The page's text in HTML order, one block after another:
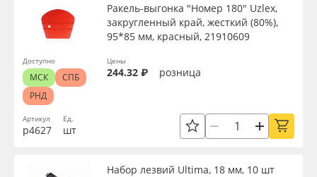
Артикул
р4627
Ракель-выгонка "Номер 180" Uzlex,
закругленный край, жесткий (80%),
95*85 мм, красный, 21910609
Ед.
шт
Цены
244.32 ₽ розница
Доступно
МСК
СПБ
РНД
Набор лезвий Ultima, 18 мм, 10 шт